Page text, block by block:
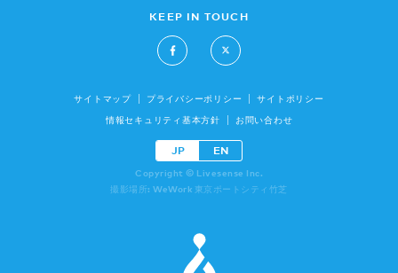
KEEP IN TOUCH
サイトマップ プライバシーポリシー サイトポリシー
情報セキュリティ基本方針 お問い合わせ
JP EN
Copyright © Livesense Inc.
撮影場所: WeWork 東京ポートシティ竹芝